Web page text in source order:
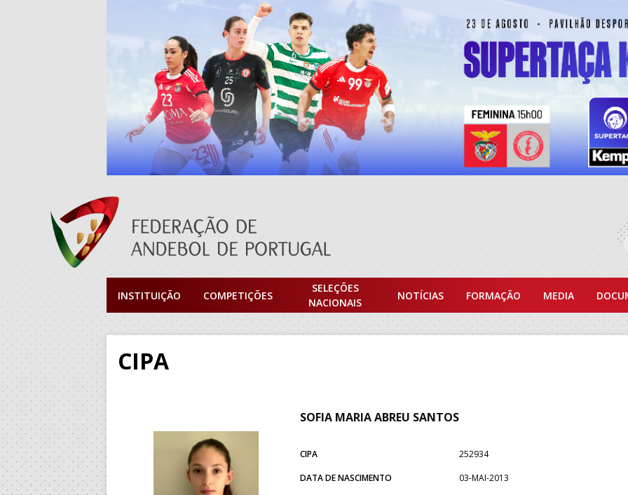
INSTITUIÇÃO COMPETIÇÕES
SELEÇÕES
NACIONAIS
NOTÍCIAS FORMAÇÃO MEDIA
CIPA
SOFIA MARIA ABREU SANTOS
CIPA
252934
DATA DE NASCIMENTO
03-MAI-2013